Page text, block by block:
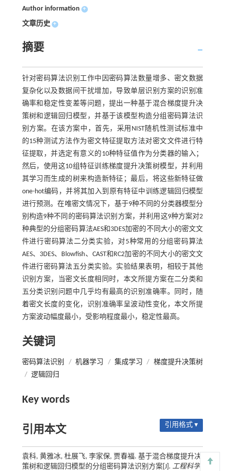
Author information +
文章历史 +
摘要
针对密码算法识别工作中因密码算法数量增多、密文数据
复杂化以及数据间干扰增加，导致单层识别方案的识别准
确率和稳定性变差等问题，提出一种基于混合梯度提升决
策树和逻辑回归模型，并基于该模型构造分组密码算法识
别方案。在该方案中，首先，采用NIST随机性测试标准中
的15种测试方法作为密文特征提取方法对密文文件进行特
征提取，并选定有意义的10种特征值作为分类器的输入；
然后，使用这10组特征训练梯度提升决策树模型，并利用
其学习而生成的树来构造新特征；最后，将这些新特征做
one-hot编码，并将其加入到原有特征中训练逻辑回归模型
进行预测。在唯密文情况下，基于9种不同的分类器模型分
别构造9种不同的密码算法识别方案，并利用这9种方案对2
种典型的分组密码算法AES和3DES加密的不同大小的密文文
件进行密码算法二分类实验，对5种常用的分组密码算法
AES、3DES、Blowfish、CAST和RC2加密的不同大小的密文文
件进行密码算法五分类实验。实验结果表明，相较于其他
识别方案，当密文长度相同时，本文所提方案在二分类和
五分类识别问题中几乎均有最高的识别准确率。同时，随
着密文长度的变化，识别准确率呈波动性变化，本文所提
方案波动幅度最小，受影响程度最小，稳定性最高。
关键词
密码算法识别 / 机器学习 / 集成学习 / 梯度提升决策树
/ 逻辑回归
Key words
引用本文 引用格式 ▾
袁科, 黄雅冰, 杜展飞, 李家保, 贾春福. 基于混合梯度提升决
策树和逻辑回归模型的分组密码算法识别方案[J]. 工程科学